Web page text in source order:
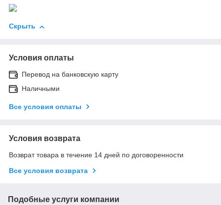
Скрыть
Условия оплаты
Перевод на банковскую карту
Наличными
Все условия оплаты
Условия возврата
Возврат товара в течение 14 дней по договоренности
Все условия возврата
Подобные услуги компании